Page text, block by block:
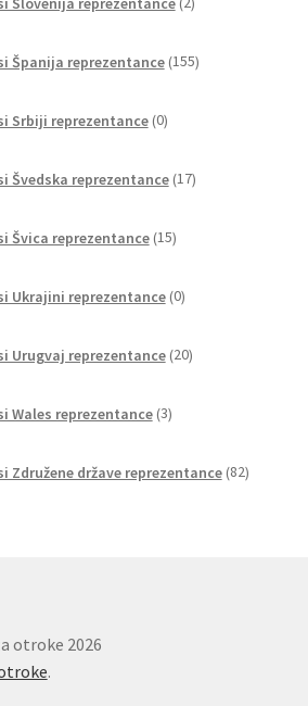
izdelka
Španija reprezentance 155izdelkov
Srbiji reprezentance 0izdelkov
Švedska reprezentance 17izdelkov
Švica reprezentance 15izdelkov
Ukrajini reprezentance 0izdelkov
Urugvaj reprezentance 20izdelkov
Wales reprezentance 3izdelki
Združene države reprezentance 82izdelkov
otroke 2026
.